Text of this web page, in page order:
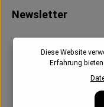
Newsletter
Diese Website
Erfahrung